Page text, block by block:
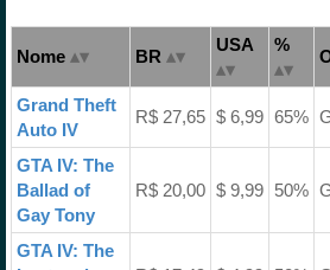
Nome BR
USA %
Grand Theft
Auto IV
R$ 27,65 $ 6,99 65%
GTA IV: The
Ballad of
Gay Tony
R$ 20,00 $ 9,99 50%
GTA IV: The